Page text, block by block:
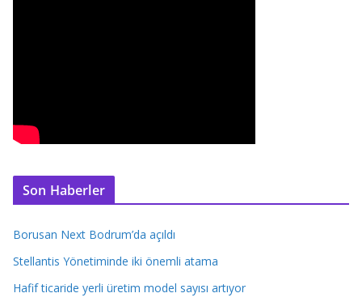
Son Haberler
Borusan Next Bodrum’da açıldı
Stellantis Yönetiminde iki önemli atama
Hafif ticaride yerli üretim model sayısı artıyor